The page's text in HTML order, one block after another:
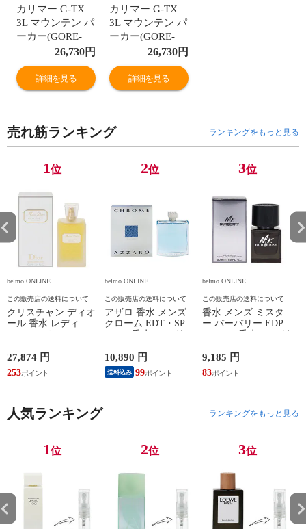
カリマー G-TX
3L マウンテン パ
ーカー(GORE-
TEX) メンズ L ブ
ラック #101448-
9000 【在庫限
り】 G-TX 3L
未使用
26,730円
詳細を見る
カリマー G-TX
3L マウンテン パ
ーカー(GORE-
TEX) メンズ L セ
ージリーフ
#101448-8660
【在庫限り】 G-
KARRIMOR 新品
未使用
26,730円
詳細を見る
売れ筋ランキング ランキングをもっと見る
1位
belmo ONLINE
この販売店の送料について
クリスチャン ディオ
ール 香水 レディー
100ml 香水 フレグラ
ンス dior MISS DIOR
CHRISTIAN DIOR 新
27,874 円
253
2位
belmo ONLINE
この販売店の送料について
アザロ 香水 メンズ
クローム EDT・SP
NATURAL AZZARO
新品 未使用
10,890 円
送料込み 99
3位
belmo ONLINE
この販売店の送料について
香水 メンズ ミスタ
ー バーバリー EDP・
BURBERRY 新品 未
使用
9,185 円
83
人気ランキング ランキングをもっと見る
1位 2位 3位